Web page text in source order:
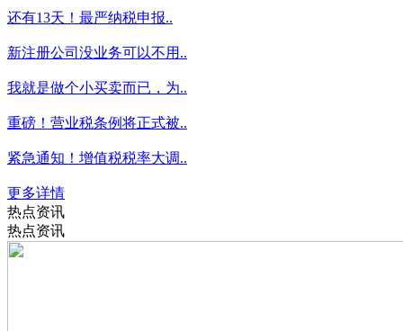
还有13天！最严纳税申报..
新注册公司没业务可以不用..
我就是做个小买卖而已，为..
重磅！营业税条例将正式被..
紧急通知！增值税税率大调..
更多详情
热点资讯
热点资讯